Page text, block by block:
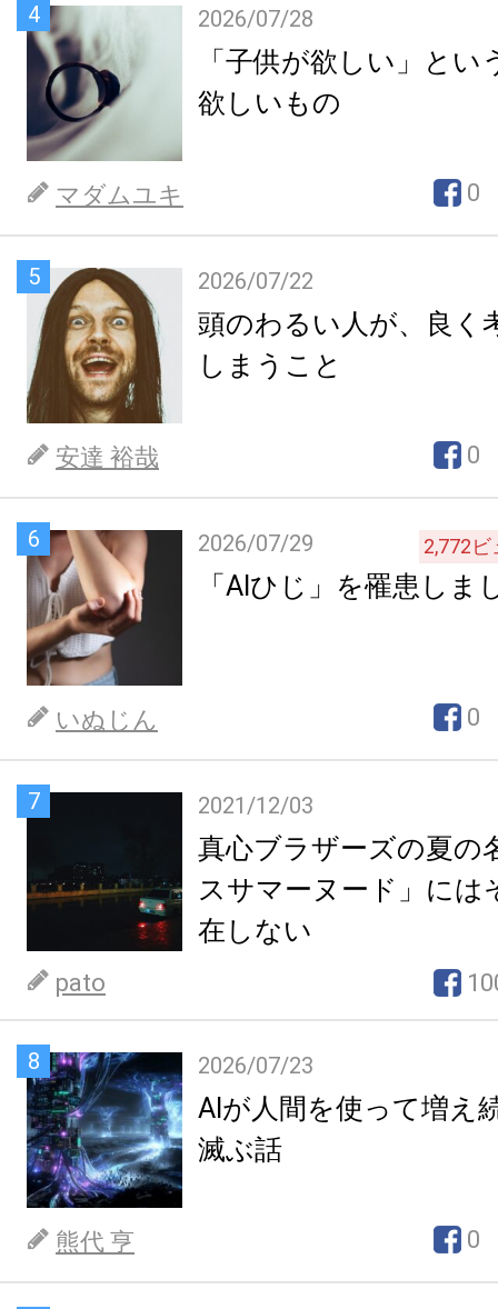
4 2026/07/28
「子供が欲しい」とい
欲しいもの
マダムユキ 0
5 2026/07/22
頭のわるい人が、良く
しまうこと
安達 裕哉 0
6 2026/07/29 2,772ビ
「AIひじ」を罹患しま
いぬじん 0
7 2021/12/03
真心ブラザーズの夏の
スサマーヌード」には
在しない
pato
8 2026/07/23
AIが人間を使って増え
滅ぶ話
熊代 亨 0